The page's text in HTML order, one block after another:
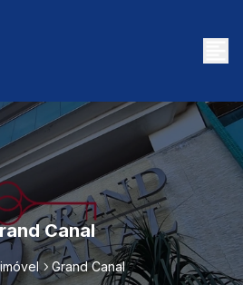
Canal
Grand Canal